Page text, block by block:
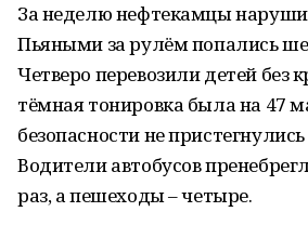
За неделю нефтекамцы
Пьяными за рулём попались
Четверо перевозили детей без
тёмная тонировка была на 47
безопасности не
Водители автобусов
раз, а пешеходы – четыре.